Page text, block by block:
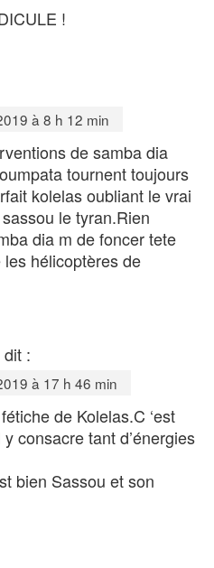
!
à 8 h 12 min
de samba dia
tournent toujours
kolelas oubliant le vrai
le tyran.Rien
dia m de foncer tete
hélicoptères de
dit :
à 17 h 46 min
de Kolelas.C ‘est
y consacre tant d’énergies
bien Sassou et son